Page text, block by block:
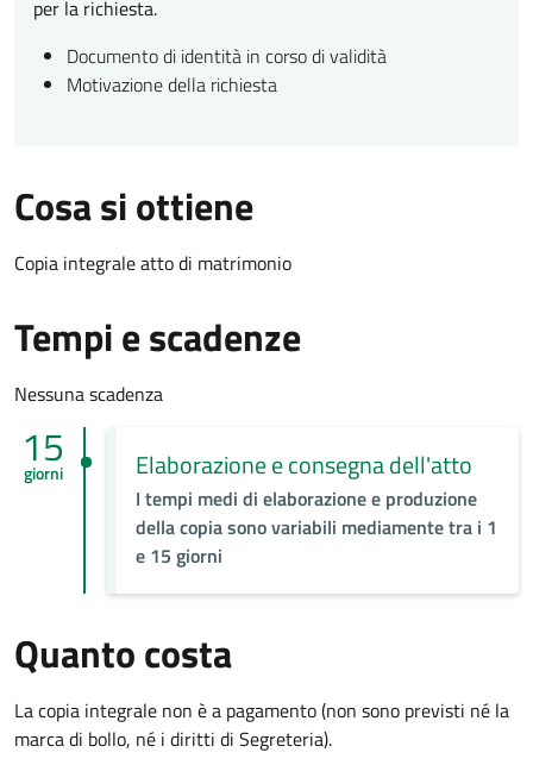
per la richiesta.
Documento di identità in corso di validità
Motivazione della richiesta
Cosa si ottiene
Copia integrale atto di matrimonio
Tempi e scadenze
Nessuna scadenza
15
giorni Elaborazione e consegna dell'atto
I tempi medi di elaborazione e produzione
della copia sono variabili mediamente tra i 1
e 15 giorni
Quanto costa
La copia integrale non è a pagamento (non sono previsti né la
marca di bollo, né i diritti di Segreteria).